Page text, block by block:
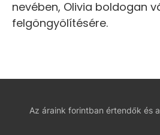
nevében, Olivia boldogan
felgöngyölítésére.
Az áraink forintban értendők és